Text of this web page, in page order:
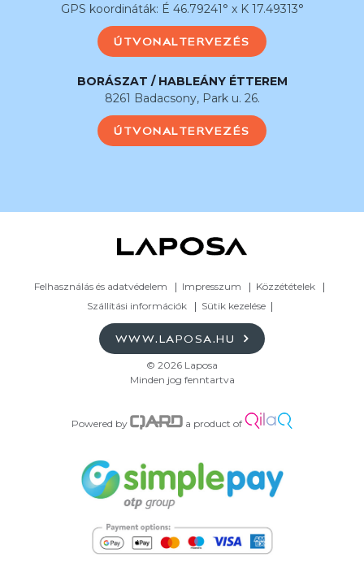
GPS koordináták: É 46.79241° x K 17.49313°
ÚTVONALTERVEZÉS
BORÁSZAT / HABLEÁNY ÉTTEREM
8261 Badacsony, Park u. 26.
ÚTVONALTERVEZÉS
Felhasználás és adatvédelem Impresszum
Közzétételek
Szállítási információk
Sütik kezelése
WWW.LAPOSA.HU
© 2026 Laposa
Minden jog fenntartva
Powered by a product of